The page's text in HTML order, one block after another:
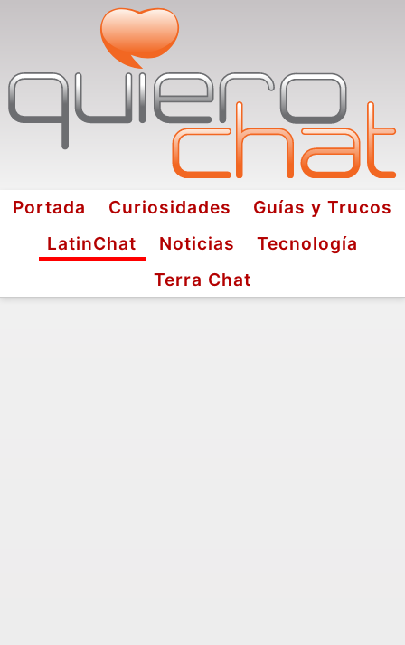
Portada Curiosidades
Guías y Trucos
LatinChat
Noticias
Tecnología
Terra Chat